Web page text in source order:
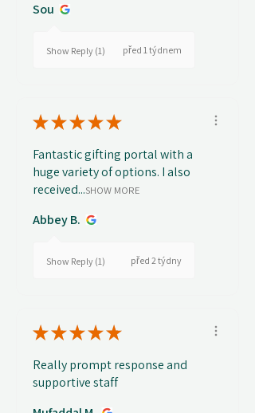
Sou
Show Reply (1) před 1 týdnem
★★★★★
Fantastic gifting portal with a
huge variety of options. I also
received...SHOW MORE
Abbey B.
Show Reply (1) před 2 týdny
★★★★★
Really prompt response and
supportive staff